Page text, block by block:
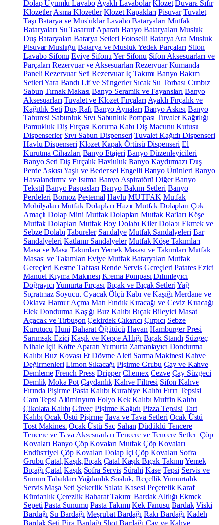
Dolap Uyumlu Lavabo Ayaklı Lavabolar Klozet Duvara Sıfır
Klozetler Asma Klozetler Klozet Kapakları Pisuvar Tuvalet
Taşı Batarya ve Musluklar Lavabo Bataryaları Mutfak
Bataryaları Su Tasarruf Aparatı Banyo Bataryaları Musluk
Duş Bataryaları Batarya Setleri Fotoselli Batarya Ara Musluk
Pisuvar Musluğu Batarya ve Musluk Yedek Parçaları Sifon
Lavabo Sifonu Eviye Sifonu Yer Sifonu Sifon Aksesuarları ve
Parçaları Rezervuar ve Aksesuarları Rezervuar Kumanda
Paneli Rezervuar Seti Rezervuar İç Takımı Banyo Bakım
Setleri Yara Bandı Lif ve Süngerler Sıcak Su Torbası Cımbız
Sabun Tırnak Makası Banyo Seramik ve Fayansları Banyo
Aksesuarları Tuvalet ve Klozet Fırçaları Ayaklı Fırçalık ve
Kağıtlık Seti Duş Rafı Banyo Aynaları Banyo Askısı Banyo
Taburesi Sabunluk Sıvı Sabunluk Pompası Tuvalet Kağıtlığı
Pamukluk Diş Fırçası Koruma Kabı Diş Macunu Kutusu
Dispenserler Sıvı Sabun Dispenseri Tuvalet Kağıdı Dispenseri
Havlu Dispenseri Klozet Kapak Örtüsü Dispenseri El
Kurutma Cihazları Banyo Etajeri Banyo Düzenleyicileri
Banyo Seti Diş Fırçalık Havluluk Banyo Kaydırmazı Duş
Perde Askısı Yaşlı ve Bedensel Engelli Banyo Ürünleri Banyo
Havalandırma ve Isıtma Banyo Aspiratörü Diğer Banyo
Tekstil Banyo Paspasları Banyo Bakım Setleri Banyo
Perdeleri Bornoz Peştemal Havlu MUTFAK Mutfak
Mobilyaları Mutfak Dolapları Hazır Mutfak Dolapları Çok
Amaçlı Dolap Mini Mutfak Dolapları Mutfak Rafları Köşe
Mutfak Dolapları Mutfak Boy Dolabı Kiler Dolabı Ekmek ve
Sebze Dolabı Tabureler Sandalye Mutfak Sandalyeleri Bar
Sandalyeleri Katlanır Sandalyeler Mutfak Köşe Takımları
Masa ve Masa Takımları Yemek Masası ve Takımları Mutfak
Masası ve Takımları Eviye Mutfak Bataryaları Mutfak
Gereçleri Kesme Tahtası Rende Servis Gereçleri Patates Ezici
Manuel Kıyma Makinesi Krema Pompası Dilimleyici
Doğrayıcı Yumurta Fırçası Bıçak ve Bıçak Setleri Yağ
Sıçratmaz Soyucu, Oyacak Ölçü Kabı ve Kaşığı Merdane ve
Oklava Hamur Açma Matı Fındık Kıracağı ve Ceviz Kıracağı
Elek Dondurma Kaşığı Buz Kalıbı Bıçak Bileyici Masat
Açacak ve Tirbuşon Çekirdek Çıkarıcı Çırpıcı Sebze
Kurutucu Huni Baharat Öğütücü Havan Hamburger Presi
Sarımsak Ezici Kaşık ve Kepçe Altlığı Bıçak Standı Süzgeç
Nihale İçli Köfte Aparatı Yumurta Zamanlayıcı Dondurma
Kalıbı Buz Kovası Et Dövme Aleti Sarma Makinesi Kahve
Değirmenleri Limon Sıkacağı Pişirme Grubu Çay ve Kahve
Demleme French Press Dripper Chemex Cezve Çay Süzgeci
Demlik Moka Pot Çaydanlık Kahve Filtresi Sifon Kahve
Fırında Pişirme Pasta Kalıbı Kurabiye Kalıbı Fırın Tepsisi
Cam Tepsi Alüminyum Folyo Kek Kalıbı Muffin Kalıbı
Çikolata Kalıbı Güveç Pişirme Kağıdı Pizza Tepsisi Tart
Kalıbı Ocak Üstü Pişirme Tava ve Tava Setleri Ocak Üstü
Tost Makinesi Ocak Üstü Sac Sahan Düdüklü Tencere
Tencere ve Tava Aksesuarları Tencere ve Tencere Setleri Çöp
Kovaları Banyo Çöp Kovaları Mutfak Çöp Kovaları
Endüstriyel Çöp Kovaları Dolap İçi Çöp Kovaları Sofra
Grubu Çatal,Kaşık,Bıçak Çatal Kaşık Bıçak Takımı Yemek
Bıçağı Çatal Kaşık Sofra Servis Sürahi Kase Tepsi Servis ve
Sunum Tabakları Yağdanlık Sosluk, ReçellikYumurtalık
Servis Maşa Seti Şekerlik Salata Kasesi Peçetelik Karaf
Kürdanlık Çerezlik Baharat Takımı Bardak Altlığı Ekmek
Sepeti Pasta Sunumu Pasta Takımı Kek Fanusu Bardak Viski
Bardağı Su Bardağı Meşrubat Bardağı Rakı Bardağı Kadeh
Bardak Seti Bira Bardağı Shot Bardağı Çay ve Kahve